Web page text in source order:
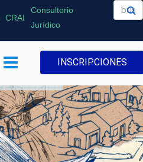
CRAI
Consultorio
Jurídico
INSCRIPCIONES